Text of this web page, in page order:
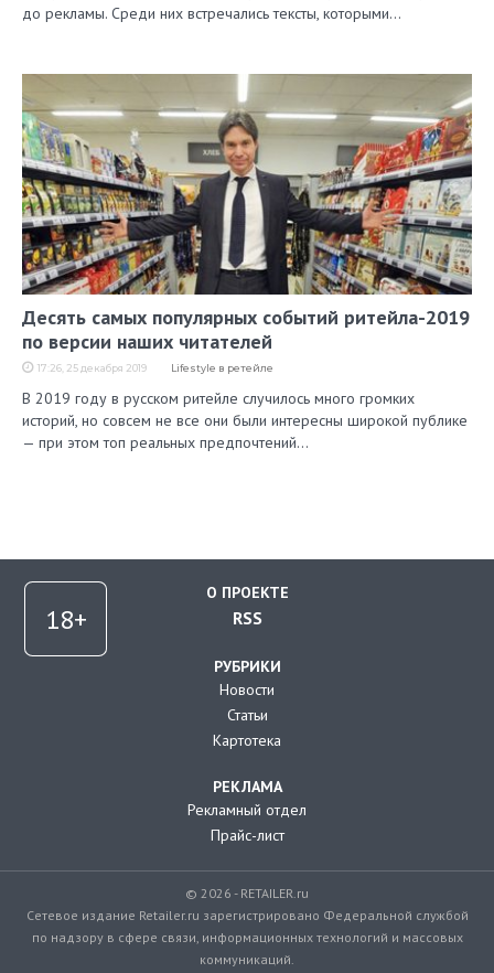
до рекламы. Среди них встречались тексты, которыми…
Десять самых популярных событий ритейла-2019
по версии наших читателей
17:26, 25 декабря 2019 Lifestyle в ретейле
В 2019 году в русском ритейле случилось много громких
историй, но совсем не все они были интересны широкой публике
— при этом топ реальных предпочтений…
О ПРОЕКТЕ
RSS
РУБРИКИ
Новости
Статьи
Картотека
РЕКЛАМА
Рекламный отдел
Прайс-лист
© 2026 - RETAILER.ru
Сетевое издание Retailer.ru зарегистрировано Федеральной службой
по надзору в сфере связи, информационных технологий и массовых
коммуникаций.